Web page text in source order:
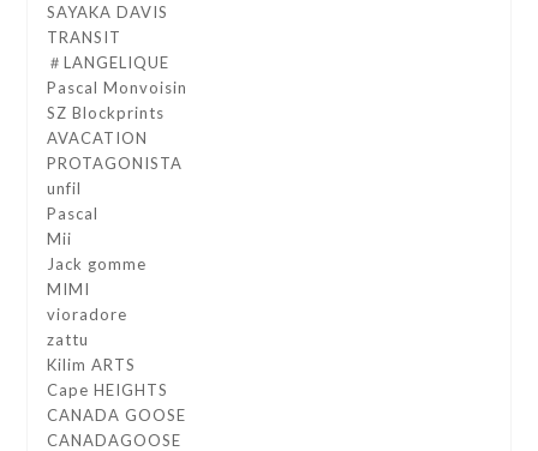
SAYAKA DAVIS
TRANSIT
＃LANGELIQUE
Pascal Monvoisin
SZ Blockprints
AVACATION
PROTAGONISTA
unfil
Pascal
Mii
Jack gomme
MIMI
vioradore
zattu
Kilim ARTS
Cape HEIGHTS
CANADA GOOSE
CANADAGOOSE